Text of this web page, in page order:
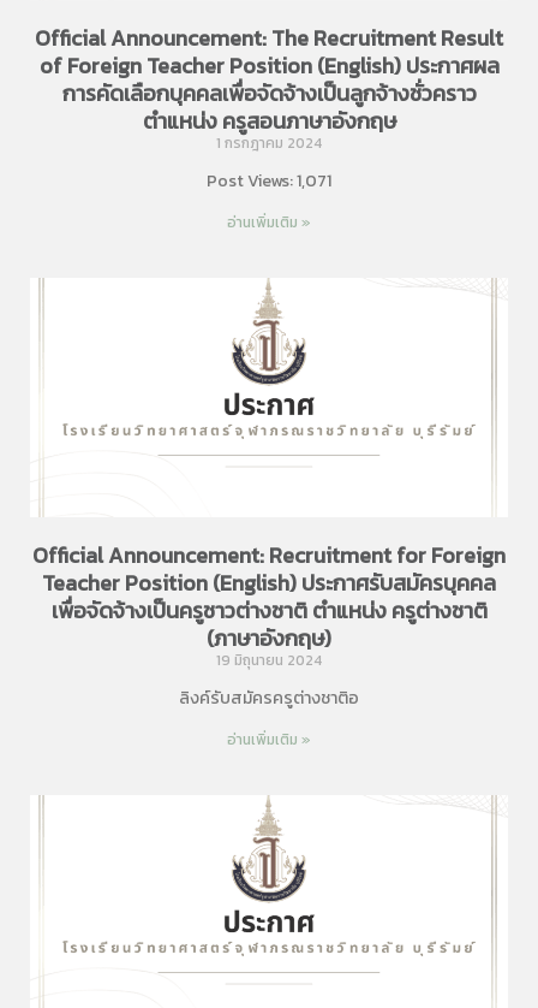
Official Announcement: The Recruitment Result
of Foreign Teacher Position (English) ประกาศผล
การคัดเลือกบุคคลเพื่อจัดจ้างเป็นลูกจ้างชั่วคราว
ตำแหน่ง ครูสอนภาษาอังกฤษ
1 กรกฎาคม 2024
Post Views: 1,071
อ่านเพิ่มเติม »
Official Announcement: Recruitment for Foreign
Teacher Position (English) ประกาศรับสมัครบุคคล
เพื่อจัดจ้างเป็นครูชาวต่างชาติ ตำแหน่ง ครูต่างชาติ
(ภาษาอังกฤษ)
19 มิถุนายน 2024
ลิงค์รับสมัครครูต่างชาติอ
อ่านเพิ่มเติม »